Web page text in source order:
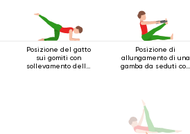
Posizione del gatto
sui gomiti con
sollevamento della
Posizione di
allungamento di una
gamba da seduti con